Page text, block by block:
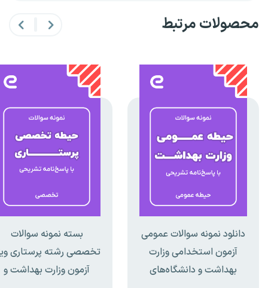
محصولات مرتبط
دانلود نمونه سوالات عمومی
آزمون استخدامی وزارت
بهداشت و دانشگاه‌های
بسته نمونه سوالات
تخصصی رشته پرستاری
آزمون وزارت بهداشت و